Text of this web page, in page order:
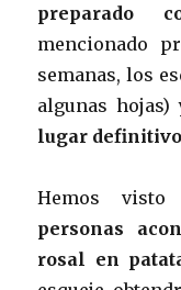
preparado
mencionado
semanas, los
algunas hojas)
lugar definitivo
Hemos
personas
rosal en